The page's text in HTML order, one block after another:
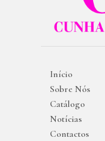
Início
Sobre Nós
Catálogo
Notícias
Contactos